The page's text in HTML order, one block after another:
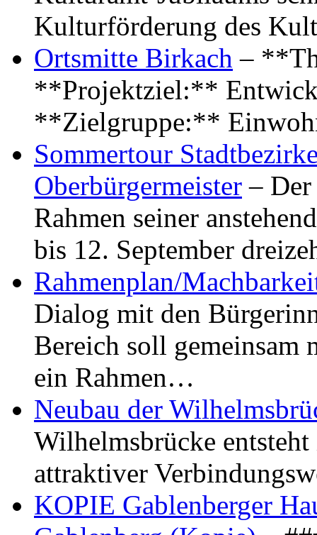
Kulturförderung des
Ortsmitte Birkach –
**Projektziel:**
**Zielgruppe:**
Sommertour
Oberbürgermeister –
Rahmen seiner
bis 12. September
Rahmenplan/
Dialog mit den
Bereich soll gemeinsam
ein Rahmen…
Neubau der
Wilhelmsbrücke
attraktiver
KOPIE Gablenberger